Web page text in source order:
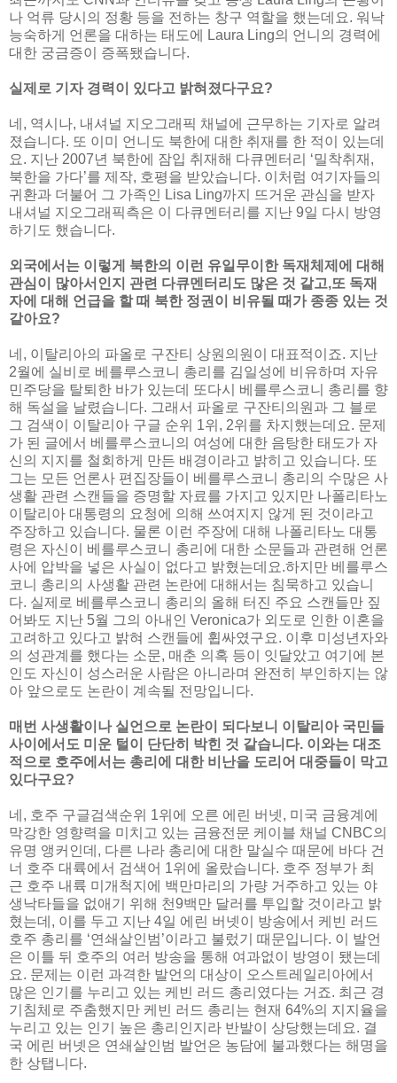
나 억류 당시의 정황 등을 전하는 창구 역할을 했는데요. 워낙
능숙하게 언론을 대하는 태도에 Laura Ling의 언니의 경력에
대한 궁금증이 증폭됐습니다.
실제로 기자 경력이 있다고 밝혀졌다구요?
네, 역시나, 내셔널 지오그래픽 채널에 근무하는 기자로 알려
졌습니다. 또 이미 언니도 북한에 대한 취재를 한 적이 있는데
요. 지난 2007년 북한에 잠입 취재해 다큐멘터리 ‘밀착취재,
북한을 가다’를 제작, 호평을 받았습니다. 이처럼 여기자들의
귀환과 더불어 그 가족인 Lisa Ling까지 뜨거운 관심을 받자
내셔널 지오그래픽측은 이 다큐멘터리를 지난 9일 다시 방영
하기도 했습니다.
외국에서는 이렇게 북한의 이런 유일무이한 독재체제에 대해
관심이 많아서인지 관련 다큐멘터리도 많은 것 같고,또 독재
자에 대해 언급을 할 때 북한 정권이 비유될 때가 종종 있는 것
같아요?
네, 이탈리아의 파올로 구잔티 상원의원이 대표적이죠. 지난
2월에 실비로 베를루스코니 총리를 김일성에 비유하며 자유
민주당을 탈퇴한 바가 있는데 또다시 베를루스코니 총리를 향
해 독설을 날렸습니다. 그래서 파올로 구잔티의원과 그 블로
그 검색이 이탈리아 구글 순위 1위, 2위를 차지했는데요. 문제
가 된 글에서 베를루스코니의 여성에 대한 음탕한 태도가 자
신의 지지를 철회하게 만든 배경이라고 밝히고 있습니다. 또
그는 모든 언론사 편집장들이 베를루스코니 총리의 수많은 사
생활 관련 스캔들을 증명할 자료를 가지고 있지만 나폴리타노
이탈리아 대통령의 요청에 의해 쓰여지지 않게 된 것이라고
주장하고 있습니다. 물론 이런 주장에 대해 나폴리타노 대통
령은 자신이 베를루스코니 총리에 대한 소문들과 관련해 언론
사에 압박을 넣은 사실이 없다고 밝혔는데요.하지만 베를루스
코니 총리의 사생활 관련 논란에 대해서는 침묵하고 있습니
다. 실제로 베를루스코니 총리의 올해 터진 주요 스캔들만 짚
어봐도 지난 5월 그의 아내인 Veronica가 외도로 인한 이혼을
고려하고 있다고 밝혀 스캔들에 휩싸였구요. 이후 미성년자와
의 성관계를 했다는 소문, 매춘 의혹 등이 잇달았고 여기에 본
인도 자신이 성스러운 사람은 아니라며 완전히 부인하지는 않
아 앞으로도 논란이 계속될 전망입니다.
매번 사생활이나 실언으로 논란이 되다보니 이탈리아 국민들
사이에서도 미운 털이 단단히 박힌 것 같습니다. 이와는 대조
적으로 호주에서는 총리에 대한 비난을 도리어 대중들이 막고
있다구요?
네, 호주 구글검색순위 1위에 오른 에린 버넷, 미국 금융계에
막강한 영향력을 미치고 있는 금융전문 케이블 채널 CNBC의
유명 앵커인데, 다른 나라 총리에 대한 말실수 때문에 바다 건
너 호주 대륙에서 검색어 1위에 올랐습니다. 호주 정부가 최
근 호주 내륙 미개척지에 백만마리의 가량 거주하고 있는 야
생낙타들을 없애기 위해 천9백만 달러를 투입할 것이라고 밝
혔는데, 이를 두고 지난 4일 에린 버넷이 방송에서 케빈 러드
호주 총리를 ‘연쇄살인범’이라고 불렀기 때문입니다. 이 발언
은 이틀 뒤 호주의 여러 방송을 통해 여과없이 방영이 됐는데
요. 문제는 이런 과격한 발언의 대상이 오스트레일리아에서
많은 인기를 누리고 있는 케빈 러드 총리였다는 거죠. 최근 경
기침체로 주춤했지만 케빈 러드 총리는 현재 64%의 지지율을
누리고 있는 인기 높은 총리인지라 반발이 상당했는데요. 결
국 에린 버넷은 연쇄살인범 발언은 농담에 불과했다는 해명을
한 상탭니다.